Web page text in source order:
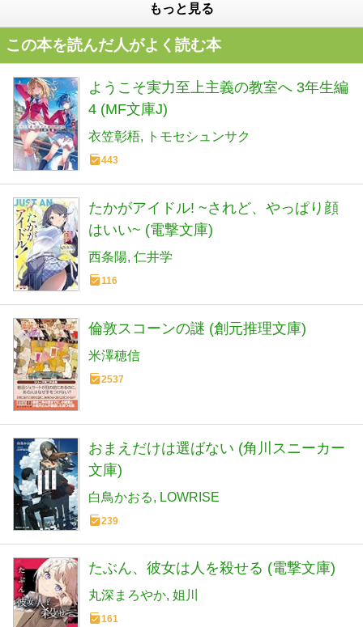
もっと見る
この本を読んだ人がよく読む本
ようこそ実力至上主義の教室へ 3年生編
4 (MF文庫J)
衣笠彰梧 トモセシュンサク
443
たかがアイドル! ~されど、やっぱり顔
はいい~ (電撃文庫)
西条陽 仁井学
116
倫敦スコーンの謎 (創元推理文庫)
米澤穂信
2537
おまえだけは選ばない (角川スニーカー
文庫)
白鳥かおる LOWRISE
239
たぶん、彼女は人を殺せる (電撃文庫)
丸深まろやか 姐川
161